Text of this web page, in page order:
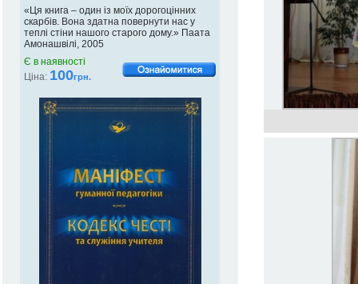
«Ця книга – один із моїх дорогоцінних
скарбів. Вона здатна повернути нас у
теплі стіни нашого старого дому.» Паата
Амонашвілі, 2005
Є в наявності
Ціна: 100грн.